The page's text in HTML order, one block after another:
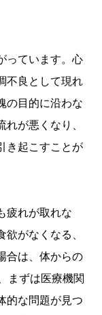
っています。心
不良として現れ
の目的に沿わな
が悪くなり、
き起こすことが
疲れが取れな
がなくなる、
合は、体からの
まずは医療機関
的な問題が見つ